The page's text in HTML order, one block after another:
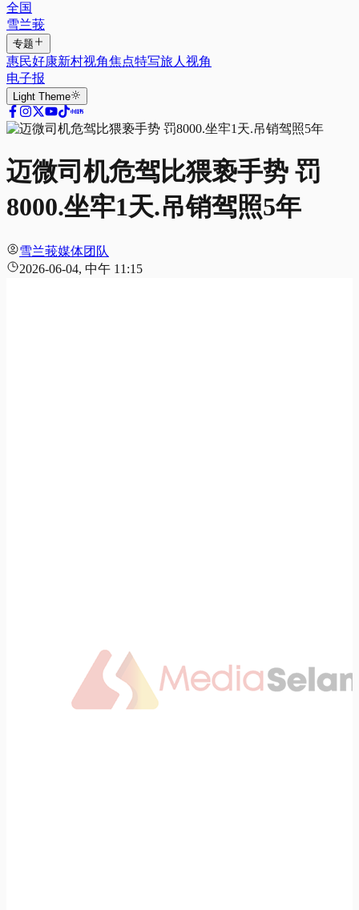
全国
雪兰莪
专题
惠民好康新村视角焦点特写旅人视角
电子报
Light Theme
迈微司机危驾比猥亵手势 罚
8000.坐牢1天.吊销驾照5年
雪兰莪媒体团队
2026-06-04, 中午 11:15